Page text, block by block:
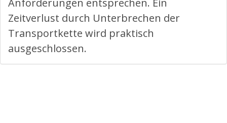
Zeitverlust durch Unterbrechen der
Transportkette wird praktisch
ausgeschlossen.